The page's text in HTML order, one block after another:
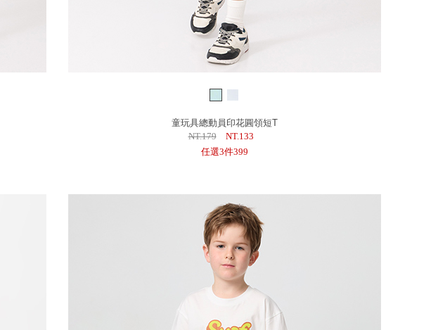
童玩具總動員印花圓領短T
NT.179
NT.133
任選3件399